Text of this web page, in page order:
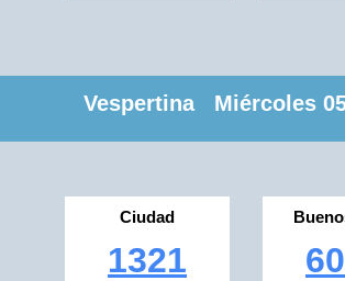
Vespertina Miércoles
Ciudad
1321